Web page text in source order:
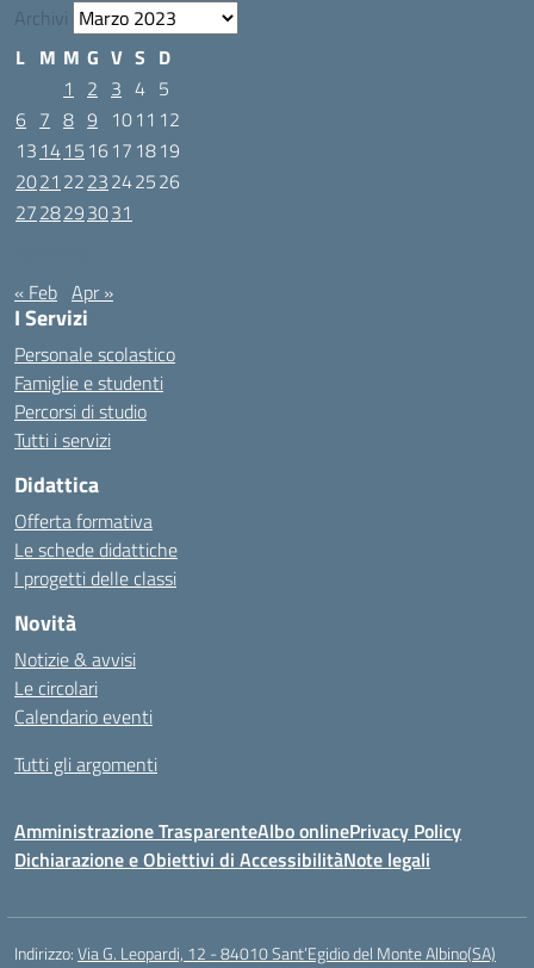
Archivi
L M M G V S D
1
2 3 4 5
6 7 8 9 1011 12
13 1415 1617 1819
2021 2223242526
2728293031
« Feb Apr »
I Servizi
Personale scolastico
Famiglie e studenti
Percorsi di studio
Tutti i servizi
Didattica
Offerta formativa
Le schede didattiche
I progetti delle classi
Novità
Notizie & avvisi
Le circolari
Calendario eventi
Tutti gli argomenti
Amministrazione TrasparenteAlbo onlinePrivacy Policy
Dichiarazione e Obiettivi di AccessibilitàNote legali
Indirizzo:Via G. Leopardi, 12 - 84010 Sant’Egidio del Monte Albino(SA)